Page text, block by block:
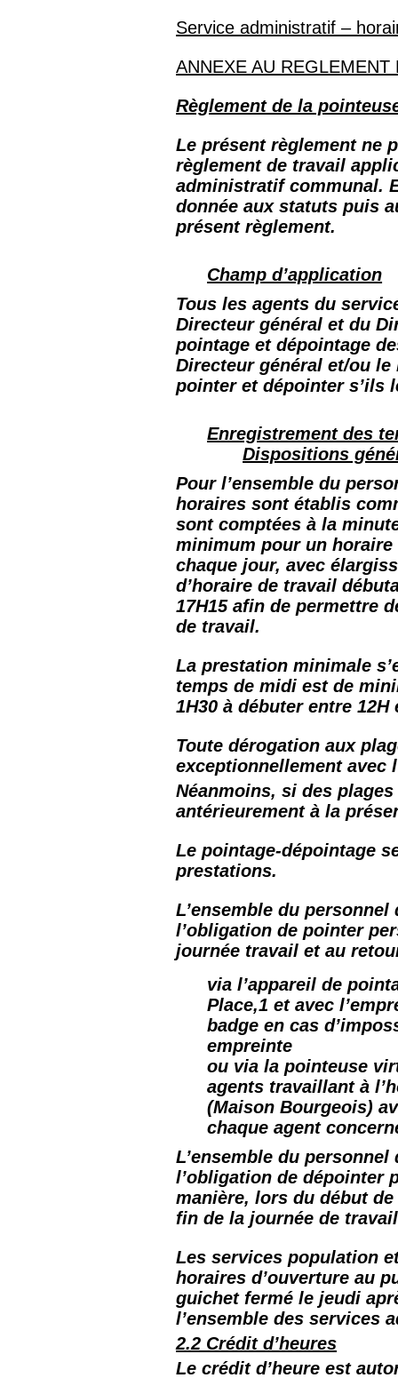
Service administratif –
ANNEXE AU REGLEMENT
Règlement de la
Le présent règlement ne
règlement de travail
administratif communal.
donnée aux statuts puis
présent règlement.
Champ d’application
Tous les agents du
Directeur général et du
pointage et dépointage
Directeur général et/ou
pointer et dépointer s’ils
Enregistrement des
Dispositions
Pour l’ensemble du
horaires sont établis
sont comptées à la
minimum pour un horaire
chaque jour, avec
d’horaire de travail
17H15 afin de permettre
de travail.
La prestation minimale
temps de midi est de
1H30 à débuter entre 12H
Toute dérogation aux
exceptionnellement avec
Néanmoins, si des
antérieurement à la
Le pointage-dépointage
prestations.
L’ensemble du
l’obligation de pointer
journée travail et au
via l’appareil de
Place,1 et avec
badge en cas
empreinte
ou via la pointeuse
agents travaillant à
(Maison Bourgeois)
chaque agent
L’ensemble du
l’obligation de dépointer
manière, lors du début
fin de la journée de
Les services population
horaires d’ouverture au
guichet fermé le jeudi
l’ensemble des services
2.2 Crédit d’heures
Le crédit d’heure est